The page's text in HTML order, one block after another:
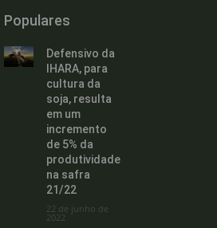
Populares
Defensivo da
IHARA, para
cultura da
soja, resulta
em um
incremento
de 5% da
produtividade
na safra
21/22
22 de junho de
2022